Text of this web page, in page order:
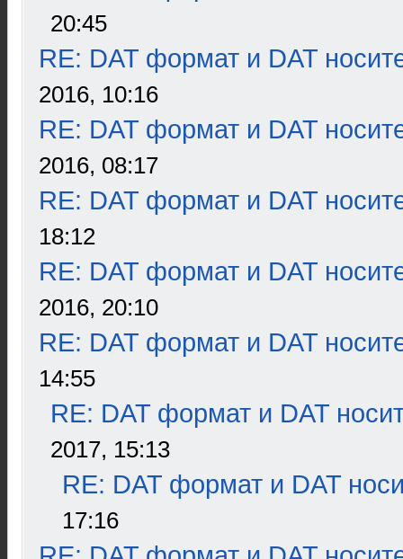
20:45
RE: DAT формат и DAT
2016, 10:16
RE: DAT формат и DAT
2016, 08:17
RE: DAT формат и DAT
18:12
RE: DAT формат и DAT
2016, 20:10
RE: DAT формат и DAT
14:55
RE: DAT формат и DAT
2017, 15:13
RE: DAT формат и DAT
17:16